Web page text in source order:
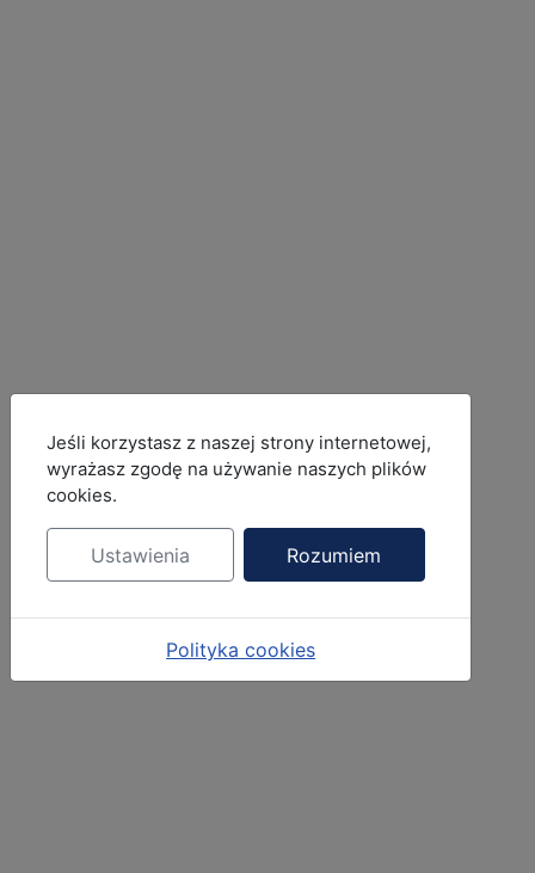
MOD_JBCOOKIES_LANG_HEADER_DEFAULT
Jeśli korzystasz z naszej strony internetowej,
wyrażasz zgodę na używanie naszych plików
cookies.
Ustawienia Rozumiem
Polityka cookies